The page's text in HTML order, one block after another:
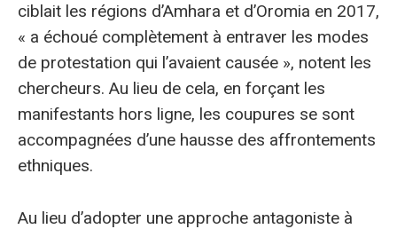
ciblait les régions d’Amhara et d’Oromia en 2017,
« a échoué complètement à entraver les modes
de protestation qui l’avaient causée », notent les
chercheurs. Au lieu de cela, en forçant les
manifestants hors ligne, les coupures se sont
accompagnées d’une hausse des affrontements
ethniques.
Au lieu d’adopter une approche antagoniste à